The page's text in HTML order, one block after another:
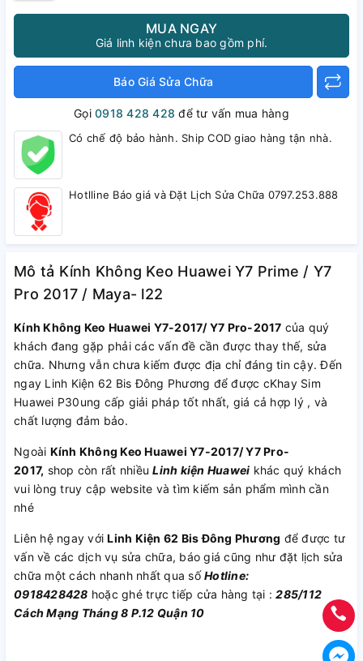
MUA NGAY
Giá linh kiện chưa bao gồm phí.
Báo Giá Sửa Chữa
Gọi0918 428 428 để tư vấn mua hàng
Có chế độ bảo hành. Ship COD giao hàng tận nhà.
Hotlline Báo giá và Đặt Lịch Sửa Chữa 0797.253.888
Mô tả Kính Không Keo Huawei Y7 Prime / Y7
Pro 2017 / Maya- l22
Kính Không Keo Huawei Y7-2017/ Y7 Pro-2017 của quý
khách đang gặp phải các vấn đề cần được thay thế, sửa
chữa. Nhưng vẫn chưa kiếm được địa chỉ đáng tin cậy. Đến
ngay Linh Kiện 62 Bis Đông Phương để được cKhay Sim
Huawei P30ung cấp giải pháp tốt nhất, giá cả hợp lý , và
chất lượng đảm bảo.
Ngoài Kính Không Keo Huawei Y7-2017/ Y7 Pro-
2017, shop còn rất nhiềuLinh kiện Huawei khác quý khách
vui lòng truy cập website và tìm kiếm sản phẩm mình cần
nhé
Liên hệ ngay vớiLinh Kiện 62 Bis Đông Phương để được tư
vấn về các dịch vụ sửa chữa, báo giá cũng như đặt lịch sửa
chữa một cách nhanh nhất qua sốHotline:
0918428428 hoặc ghé trực tiếp cửa hàng tại :285/112
Cách Mạng Tháng 8 P.12 Quận 10